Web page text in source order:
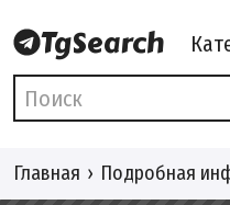
Главная Подробная